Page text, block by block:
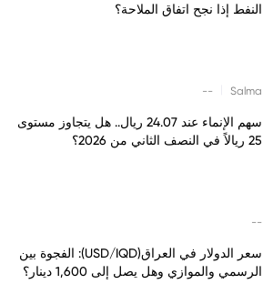
النفط إذا نجح اتفاق الملاحة؟
Salma
--
سهم الإنماء عند 24.07 ريال.. هل يتجاوز مستوى
25 ريالاً في النصف الثاني من 2026؟
--
سعر الدولار في العراق(USD/IQD): الفجوة بين
الرسمي والموازي وهل يصل إلى 1,600 دينار؟